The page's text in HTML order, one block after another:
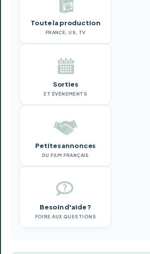
Toute la production
FRANCE, US, TV
Sorties
ET ÉVÉNEMENTS
Petites annonces
DU FILM FRANÇAIS
Besoin d'aide ?
FOIRE AUX QUESTIONS